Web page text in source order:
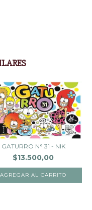
GATURRO N° 31 - NIK
$13.500,00